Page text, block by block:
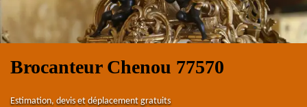
Brocanteur Chenou 77570
Estimation, devis et déplacement gratuits